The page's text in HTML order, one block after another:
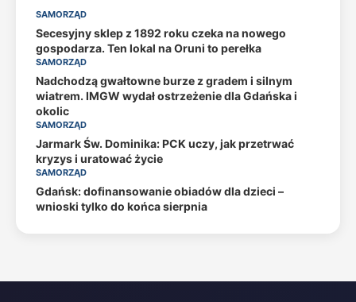
SAMORZĄD
Secesyjny sklep z 1892 roku czeka na nowego
gospodarza. Ten lokal na Oruni to perełka
SAMORZĄD
Nadchodzą gwałtowne burze z gradem i silnym
wiatrem. IMGW wydał ostrzeżenie dla Gdańska i
okolic
SAMORZĄD
Jarmark Św. Dominika: PCK uczy, jak przetrwać
kryzys i uratować życie
SAMORZĄD
Gdańsk: dofinansowanie obiadów dla dzieci –
wnioski tylko do końca sierpnia